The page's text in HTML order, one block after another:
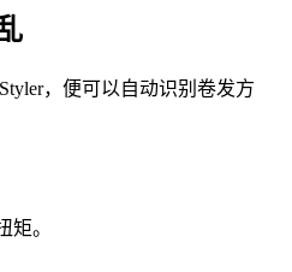
，便可以自动识别卷发方
矩。